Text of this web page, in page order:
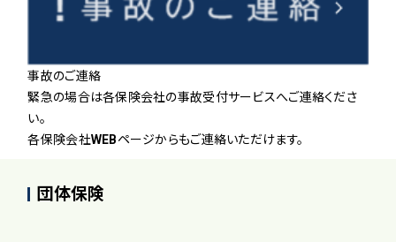
事故のご連絡
緊急の場合は各保険会社の事故受付サービスへご連絡くださ
い。
各保険会社WEBページからもご連絡いただけます。
団体保険